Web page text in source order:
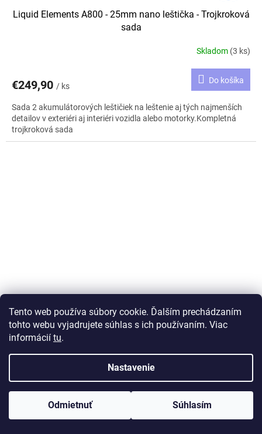
Tento web používa súbory cookie. Ďalším prechádzaním
tohto webu vyjadrujete súhlas s ich používaním. Viac
informácií tu.
Nastavenie
Odmietnuť Súhlasím
Liquid Elements A800 - 25mm nano leštička - Trojkroková
sada
Skladom (3 ks)
€249,90 / ks
Do košíka
Sada 2 akumulátorových leštičiek na leštenie aj tých najmenších
detailov v exteriéri aj interiéri vozidla alebo motorky.Kompletná
trojkroková sada
Liquid Elements Mini Nano Leštička